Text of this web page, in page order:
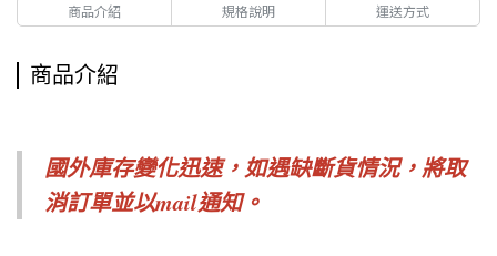
商品介紹 規格說明 運送方式
商品介紹
國外庫存變化迅速，如遇缺斷貨情況， 將取
消訂單並以mail通知。